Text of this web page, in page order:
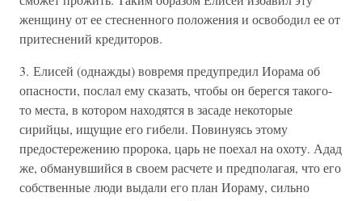
женщину от ее стесненного положения и освободил ее от
притеснений кредиторов.
3. Елисей (однажды) вовремя предупредил Иорама об
опасности, послал ему сказать, чтобы он берегся такого-
то места, в котором находятся в засаде некоторые
сирийцы, ищущие его гибели. Повинуясь этому
предостережению пророка, царь не поехал на охоту. Адад
же, обманувшийся в своем расчете и предполагая, что его
собственные люди выдали его план Иораму, сильно